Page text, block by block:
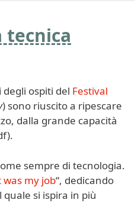
tecnica
ospiti del Festival
) sono riuscito a ripescare
dalla grande capacità
sempre di tecnologia.
my job“, dedicando
si ispira in più